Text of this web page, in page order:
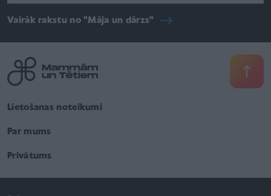
Vairāk rakstu no "Māja un dārzs"
Lietošanas noteikumi
Par mums
Privātums